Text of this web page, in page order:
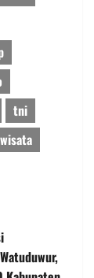
tni
wisata